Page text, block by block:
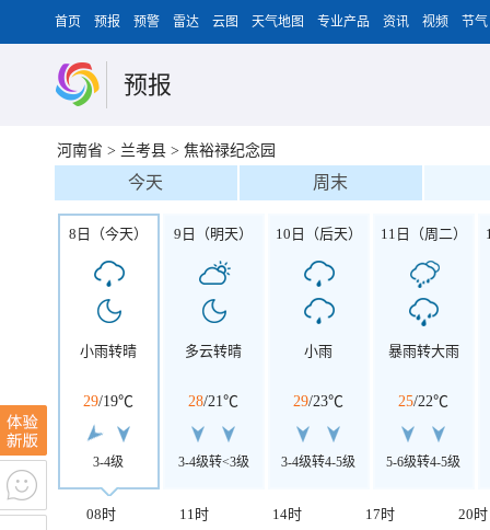
首页 预报 预警 雷达 云图 天气地图 专业产品 资讯 视频 节气
预报
河南省 > 兰考县 > 焦裕禄纪念园
今天 周末
8日（今天）
小雨转晴
29/19℃
3-4级
9日（明天）
多云转晴
28/21℃
3-4级转<3级
10日（后天）
小雨
29/23℃
3-4级转4-5级
11日（周二）
暴雨转大雨
25/22℃
5-6级转4-5级
08时 11时 14时 17时 20时